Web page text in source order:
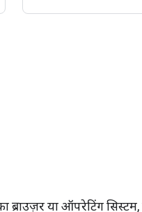
ब्राउज़र या ऑपरेटिंग